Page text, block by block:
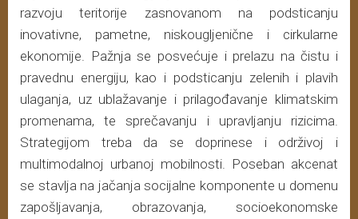
razvoju teritorije zasnovanom na podsticanju
inovativne, pametne, niskougljenične i cirkularne
ekonomije. Pažnja se posvećuje i prelazu na čistu i
pravednu energiju, kao i podsticanju zelenih i plavih
ulaganja, uz ublažavanje i prilagođavanje klimatskim
promenama, te sprečavanju i upravljanju rizicima.
Strategijom treba da se doprinese i održivoj i
multimodalnoj urbanoj mobilnosti. Poseban akcenat
se stavlja na jačanja socijalne komponente u domenu
zapošljavanja, obrazovanja, socioekonomske